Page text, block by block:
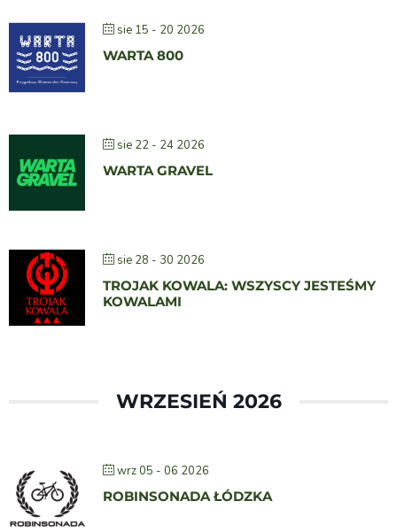
sie 15 - 20 2026
WARTA 800
sie 22 - 24 2026
WARTA GRAVEL
sie 28 - 30 2026
TROJAK KOWALA: WSZYSCY JESTEŚMY
KOWALAMI
WRZESIEŃ 2026
wrz 05 - 06 2026
ROBINSONADA ŁÓDZKA